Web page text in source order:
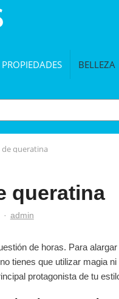
PROPIEDADES BELLEZA
de queratina
queratina
Author
admin
de horas. Para
tienes que utilizar magia
protagonista de tu